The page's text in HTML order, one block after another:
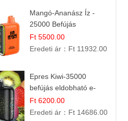
Mangó-Ananász Íz -
25000 Befújás
Eldobható E-ciga |
Trópusi Gyümölcs
Ft 5500.00
Eredeti ár： Ft 11932.00
Epres Kiwi-35000
befújás eldobható e-
cigaretta
Ft 6200.00
Eredeti ár： Ft 14686.00